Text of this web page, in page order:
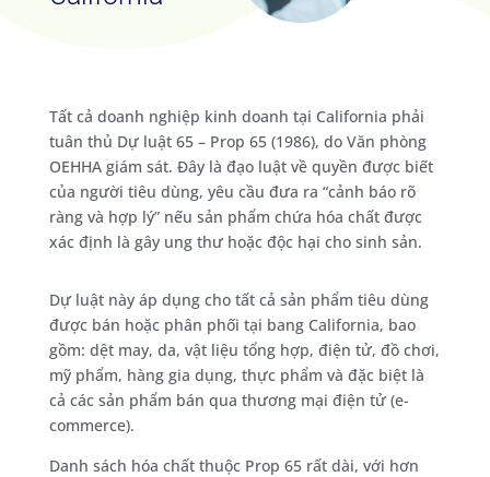
Tất cả doanh nghiệp kinh doanh tại California phải
tuân thủ Dự luật 65 – Prop 65 (1986), do Văn phòng
OEHHA giám sát. Đây là đạo luật về quyền được biết
của người tiêu dùng, yêu cầu đưa ra “cảnh báo rõ
ràng và hợp lý” nếu sản phẩm chứa hóa chất được
xác định là gây ung thư hoặc độc hại cho sinh sản.
Dự luật này áp dụng cho tất cả sản phẩm tiêu dùng
được bán hoặc phân phối tại bang California, bao
gồm: dệt may, da, vật liệu tổng hợp, điện tử, đồ chơi,
mỹ phẩm, hàng gia dụng, thực phẩm và đặc biệt là
cả các sản phẩm bán qua thương mại điện tử (e-
commerce).
Danh sách hóa chất thuộc Prop 65 rất dài, với hơn